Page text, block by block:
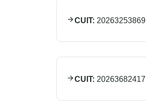
CUIT: 20263253869
CUIT: 20263682417